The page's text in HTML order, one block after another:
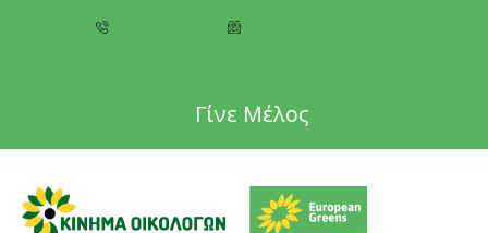
Γίνε Μέλος